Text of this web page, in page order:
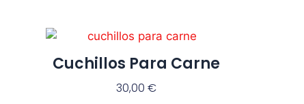
Cuchillos Para Carne
30,00€